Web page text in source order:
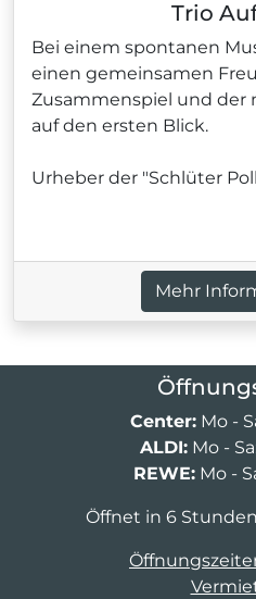
Trio
Bei einem spontanen
einen gemeinsamen
Zusammenspiel und der
auf den ersten Blick.
Urheber der "Schlüter
Mehr
Center: Mo -
ALDI:Mo -
REWE:Mo -
Öffnet in 6